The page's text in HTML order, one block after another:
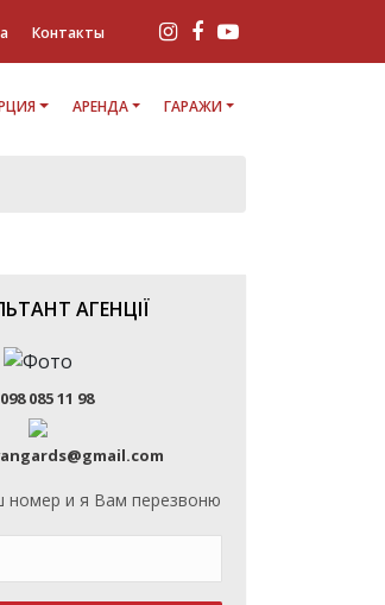
Контакты
АРЕНДА ГАРАЖИ
АГЕНЦІЇ
085 11 98
номер и я Вам перезвоню